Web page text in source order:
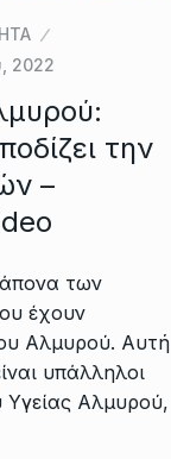
2022
την
–
των
έχουν
Αλμυρού. Αυτή
υπάλληλοι
Υγείας Αλμυρού,